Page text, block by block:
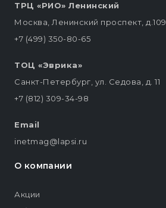
ТРЦ «РИО» Ленинский
Москва, Ленинский проспект, д.109
+7 (499) 350-80-65
ТОЦ «Эврика»
Санкт-Петербург, ул. Седова, д. 11
+7 (812) 309-34-98
Email
inetmag@lapsi.ru
О компании
Акции